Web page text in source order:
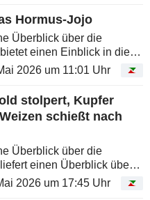
besser...
Hormus-Jojo
Überblick über die
einen Einblick in die
Energie, Metallen und
an den...
2026 um 11:01 Uhr
stolpert, Kupfer
schießt nach
Überblick über die
einen Überblick über
bei Energie,
2026 um 17:45 Uhr